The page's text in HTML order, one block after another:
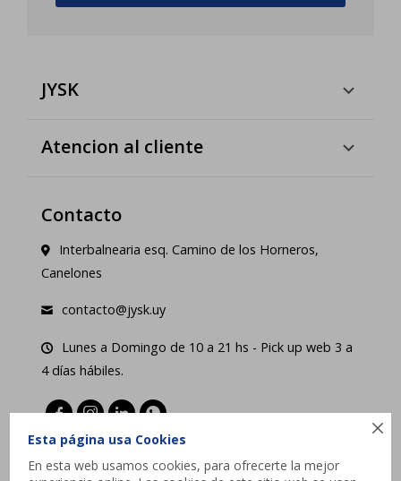

Esta página usa Cookies
En esta web usamos cookies, para ofrecerte la mejor
JYSK
Atencion al cliente
Contacto
Interbalnearia esq. Camino de los Horneros,
Canelones
contacto@jysk.uy
Lunes a Domingo de 10 a 21 hs - Pick up web 3 a
4 días hábiles.
   